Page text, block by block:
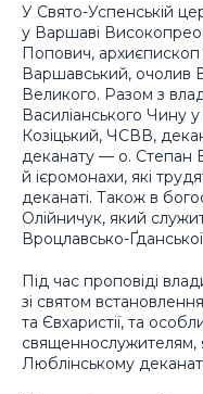
У Свято-Успенській
у Варшаві
Попович,
Варшавський, очолив
Великого. Разом з
Василіанського Чину
Козіцький, ЧСВВ,
деканату — о. Степан
й ієромонахи, які
деканаті. Також в
Олійничук, який
Вроцлавсько-Ґданської
Під час проповіді
зі святом
та Євхаристії, та
священнослужителям,
Люблінському